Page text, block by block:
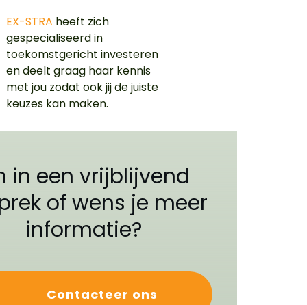
EX-STRA heeft zich
gespecialiseerd in
toekomstgericht investeren
en deelt graag haar kennis
met jou zodat ook jij de juiste
keuzes kan maken.
in een vrijblijvend
of wens je meer
informatie?
Contacteer ons